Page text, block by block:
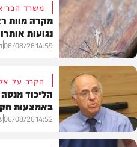
בריאות
משרד
מקרה מוות
נגועות
14:59
06/08/26
הקרב על
הליכוד
באמצעות
14:52
06/08/26